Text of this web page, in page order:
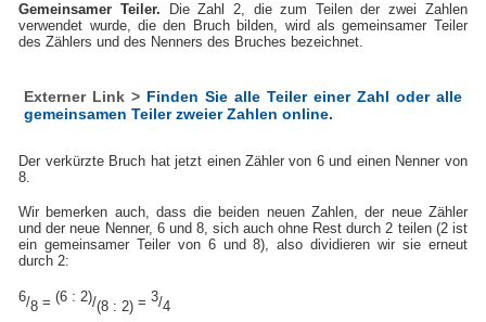
Gemeinsamer Teiler. Die Zahl 2, die zum Teilen der zwei Zahlen
verwendet wurde, die den Bruch bilden, wird als gemeinsamer Teiler
des Zählers und des Nenners des Bruches bezeichnet.
Externer Link > Finden Sie alle Teiler einer Zahl oder alle
gemeinsamen Teiler zweier Zahlen online.
Der verkürzte Bruch hat jetzt einen Zähler von 6 und einen Nenner von
8.
Wir bemerken auch, dass die beiden neuen Zahlen, der neue Zähler
und der neue Nenner, 6 und 8, sich auch ohne Rest durch 2 teilen (2 ist
ein gemeinsamer Teiler von 6 und 8), also dividieren wir sie erneut
durch 2:
6/8 =(6 : 2)/(8 : 2) =3/4